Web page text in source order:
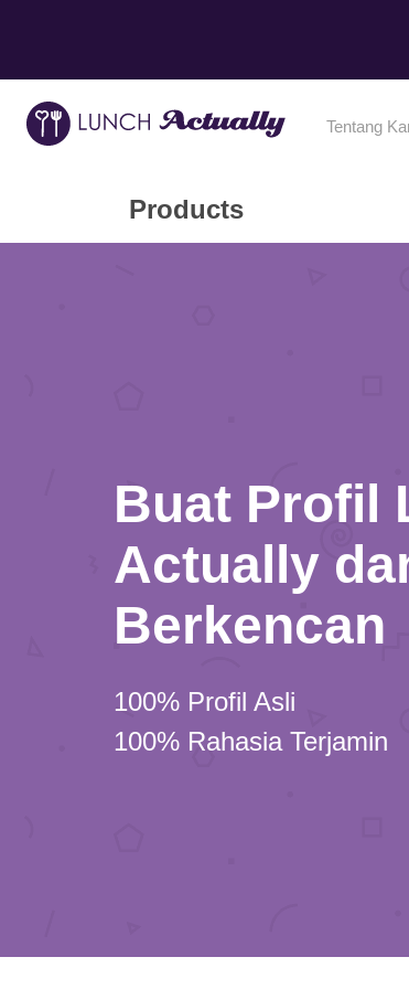
Tentang
Products
Buat Profil
Actually
Berkencan
100% Profil Asli
100% Rahasia Terjamin